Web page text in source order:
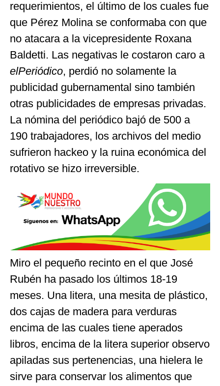
requerimientos, el último de los cuales fue
que Pérez Molina se conformaba con que
no atacara a la vicepresidente Roxana
Baldetti. Las negativas le costaron caro a
elPeriódico, perdió no solamente la
publicidad gubernamental sino también
otras publicidades de empresas privadas.
La nómina del periódico bajó de 500 a
190 trabajadores, los archivos del medio
sufrieron hackeo y la ruina económica del
rotativo se hizo irreversible.
Miro el pequeño recinto en el que José
Rubén ha pasado los últimos 18-19
meses. Una litera, una mesita de plástico,
dos cajas de madera para verduras
encima de las cuales tiene aperados
libros, encima de la litera superior observo
apiladas sus pertenencias, una hielera le
sirve para conservar los alimentos que